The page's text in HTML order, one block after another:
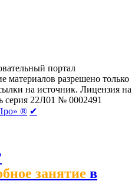
портал
разрешено только
на источник. Лицензия на
серия 22Л01 № 0002491
® ✔
занятие в